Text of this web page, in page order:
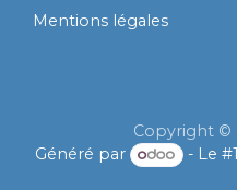
Mentions légales
Copyright ©
Généré par
- Le #1